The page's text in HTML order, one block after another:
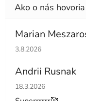
Marian
Hodnotenie
3.8.2026
Andrii Rusnak
Hodnotenie
18.3.2026